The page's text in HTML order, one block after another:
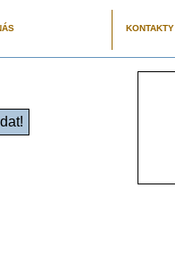
KONTAKTY